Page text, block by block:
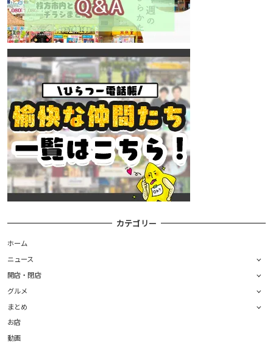
カテゴリー
ホーム
ニュース
開店・閉店
グルメ
まとめ
お店
動画